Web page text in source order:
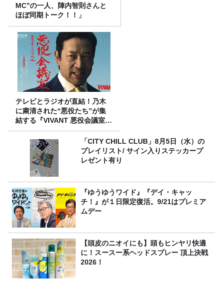
MC”の一人、陣内智則さんと
ほぼ同期トーク！！」
テレビとラジオが直結！乃木
に粛清された“悪役たち”が集
結する『VIVANT 悪役会議室』
7/26(日)23時スタート！
「CITY CHILL CLUB」8月5日（水）の
プレイリスト/ サイン入りステッカープ
レゼント有り
『ゆうゆうワイド』『デイ・キャッ
チ！』が１日限定復活。9/21はプレミア
ムデー
【頭皮のニオイにも】頭もヒンヤリ快適
に！スースー系ヘッドスプレー 頂上決戦
2026！